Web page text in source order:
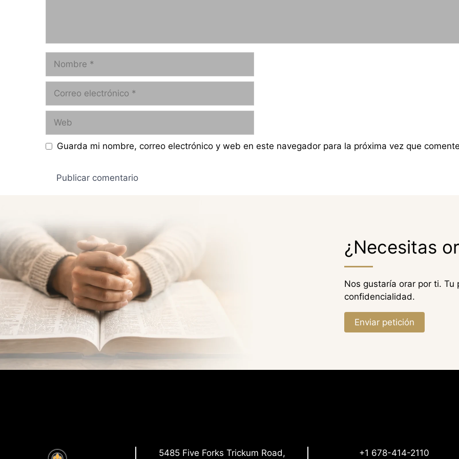
Nombre
Correo
Guarda mi nombre, correo electrónico y web en este navegador para la próxima vez que
¿Necesitas
Nos gustaría orar por ti.
confidencialidad.
Enviar petición
5485 Five Forks Trickum Road, +1 678-414-2110